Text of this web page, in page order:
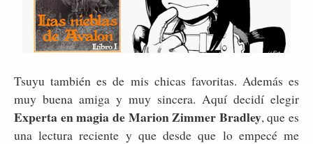
Tsuyu también es de mis chicas favoritas. Además es
muy buena amiga y muy sincera. Aquí decidí elegir
Experta en magia de Marion Zimmer Bradley, que es
una lectura reciente y que desde que lo empecé me